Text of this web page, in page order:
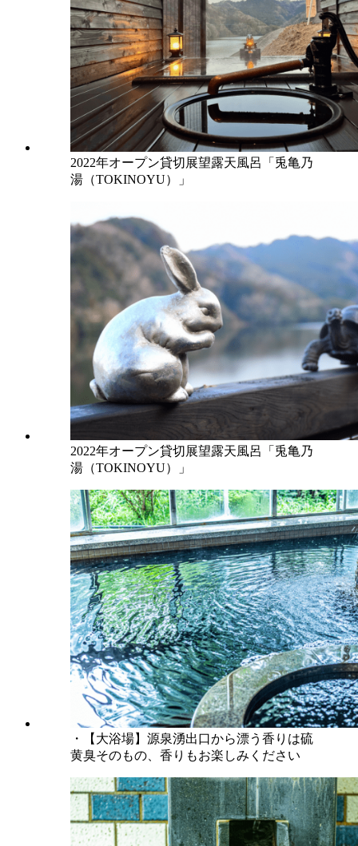
2022年オープン貸切展望露天風呂「兎亀乃
湯（TOKINOYU）」
2022年オープン貸切展望露天風呂「兎亀乃
湯（TOKINOYU）」
・【大浴場】源泉湧出口から漂う香りは硫
黄臭そのもの、香りもお楽しみください